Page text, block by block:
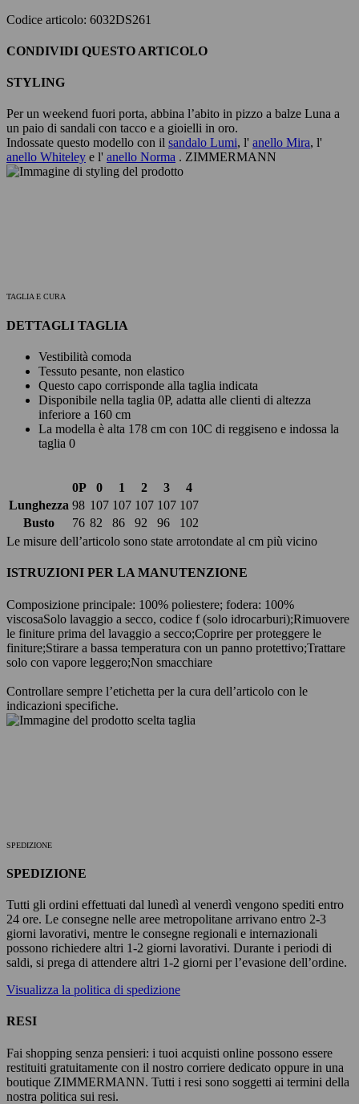
Codice articolo: 6032DS261
CONDIVIDI QUESTO ARTICOLO
STYLING
Per un weekend fuori porta, abbina l’abito in pizzo a balze Luna a
un paio di sandali con tacco e a gioielli in oro.
Indossate questo modello con il sandalo Lumi, l' anello Mira, l'
anello Whiteley e l' anello Norma . ZIMMERMANN
TAGLIA E CURA
DETTAGLI TAGLIA
Vestibilità comoda
Tessuto pesante, non elastico
Questo capo corrisponde alla taglia indicata
Disponibile nella taglia 0P, adatta alle clienti di altezza
inferiore a 160 cm
La modella è alta 178 cm con 10C di reggiseno e indossa la
taglia 0
0P 0 1 2 3
4
Lunghezza 98 107 107 107 107 107
Busto
76 82 86 92 96
102
Le misure dell’articolo sono state arrotondate al cm più vicino
ISTRUZIONI PER LA MANUTENZIONE
Composizione principale: 100% poliestere; fodera: 100%
viscosaSolo lavaggio a secco, codice f (solo idrocarburi);Rimuovere
le finiture prima del lavaggio a secco;Coprire per proteggere le
finiture;Stirare a bassa temperatura con un panno protettivo;Trattare
solo con vapore leggero;Non smacchiare
Controllare sempre l’etichetta per la cura dell’articolo con le
indicazioni specifiche.
SPEDIZIONE
SPEDIZIONE
Tutti gli ordini effettuati dal lunedì al venerdì vengono spediti entro
24 ore. Le consegne nelle aree metropolitane arrivano entro 2-3
giorni lavorativi, mentre le consegne regionali e internazionali
possono richiedere altri 1-2 giorni lavorativi. Durante i periodi di
saldi, si prega di attendere altri 1-2 giorni per l’evasione dell’ordine.
Visualizza la politica di spedizione
RESI
Fai shopping senza pensieri: i tuoi acquisti online possono essere
restituiti gratuitamente con il nostro corriere dedicato oppure in una
boutique ZIMMERMANN. Tutti i resi sono soggetti ai termini della
nostra politica sui resi.